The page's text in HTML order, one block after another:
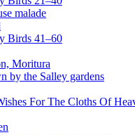
malade
Birds 41–60
Moritura
by the Salley gardens
For The Cloths Of